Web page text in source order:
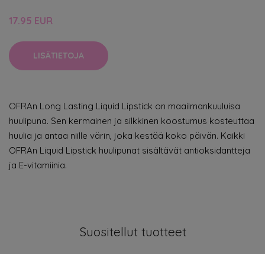
17.95 EUR
LISÄTIETOJA
OFRAn Long Lasting Liquid Lipstick on maailmankuuluisa
huulipuna. Sen kermainen ja silkkinen koostumus kosteuttaa
huulia ja antaa niille värin, joka kestää koko päivän. Kaikki
OFRAn Liquid Lipstick huulipunat sisältävät antioksidantteja
ja E-vitamiinia.
Suositellut tuotteet